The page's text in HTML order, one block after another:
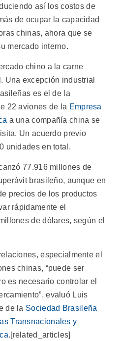
así los costos de
de ocupar la capacidad
chinas, ahora que se
mercado interno.
chino a la carne
Una excepción industrial
es el de la
22 aviones de la Empresa
a una compañía china se
Un acuerdo previo
unidades en total.
77.916 millones de
brasileño, aunque en
precios de los productos
rápidamente el
de dólares, según el
especialmente el
chinas, “puede ser
es necesario controlar el
evaluó Luis
de la Sociedad Brasileña
Transnacionales y
.[related_articles]